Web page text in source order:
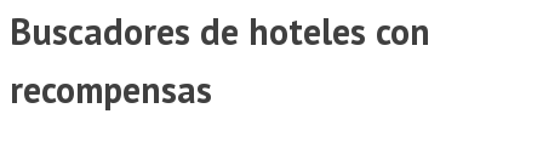
Buscadores de hoteles con
recompensas